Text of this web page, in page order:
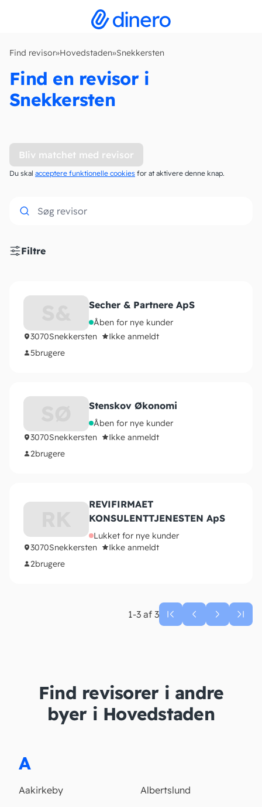
Find revisor»Hovedstaden»Snekkersten
Find en revisor i
Snekkersten
Bliv matchet med revisor
Du skal acceptere funktionelle cookies for at aktivere denne knap.
Filtre
Secher & Partnere ApS
Åben for nye kunder
3070Snekkersten
Ikke anmeldt
5brugere
Stenskov Økonomi
Åben for nye kunder
3070Snekkersten
Ikke anmeldt
2brugere
REVIFIRMAET
KONSULENTTJENESTEN ApS
Lukket for nye kunder
3070Snekkersten
Ikke anmeldt
2brugere
1-3 af 3
Find revisorer i andre
byer i Hovedstaden
A
Aakirkeby
Albertslund